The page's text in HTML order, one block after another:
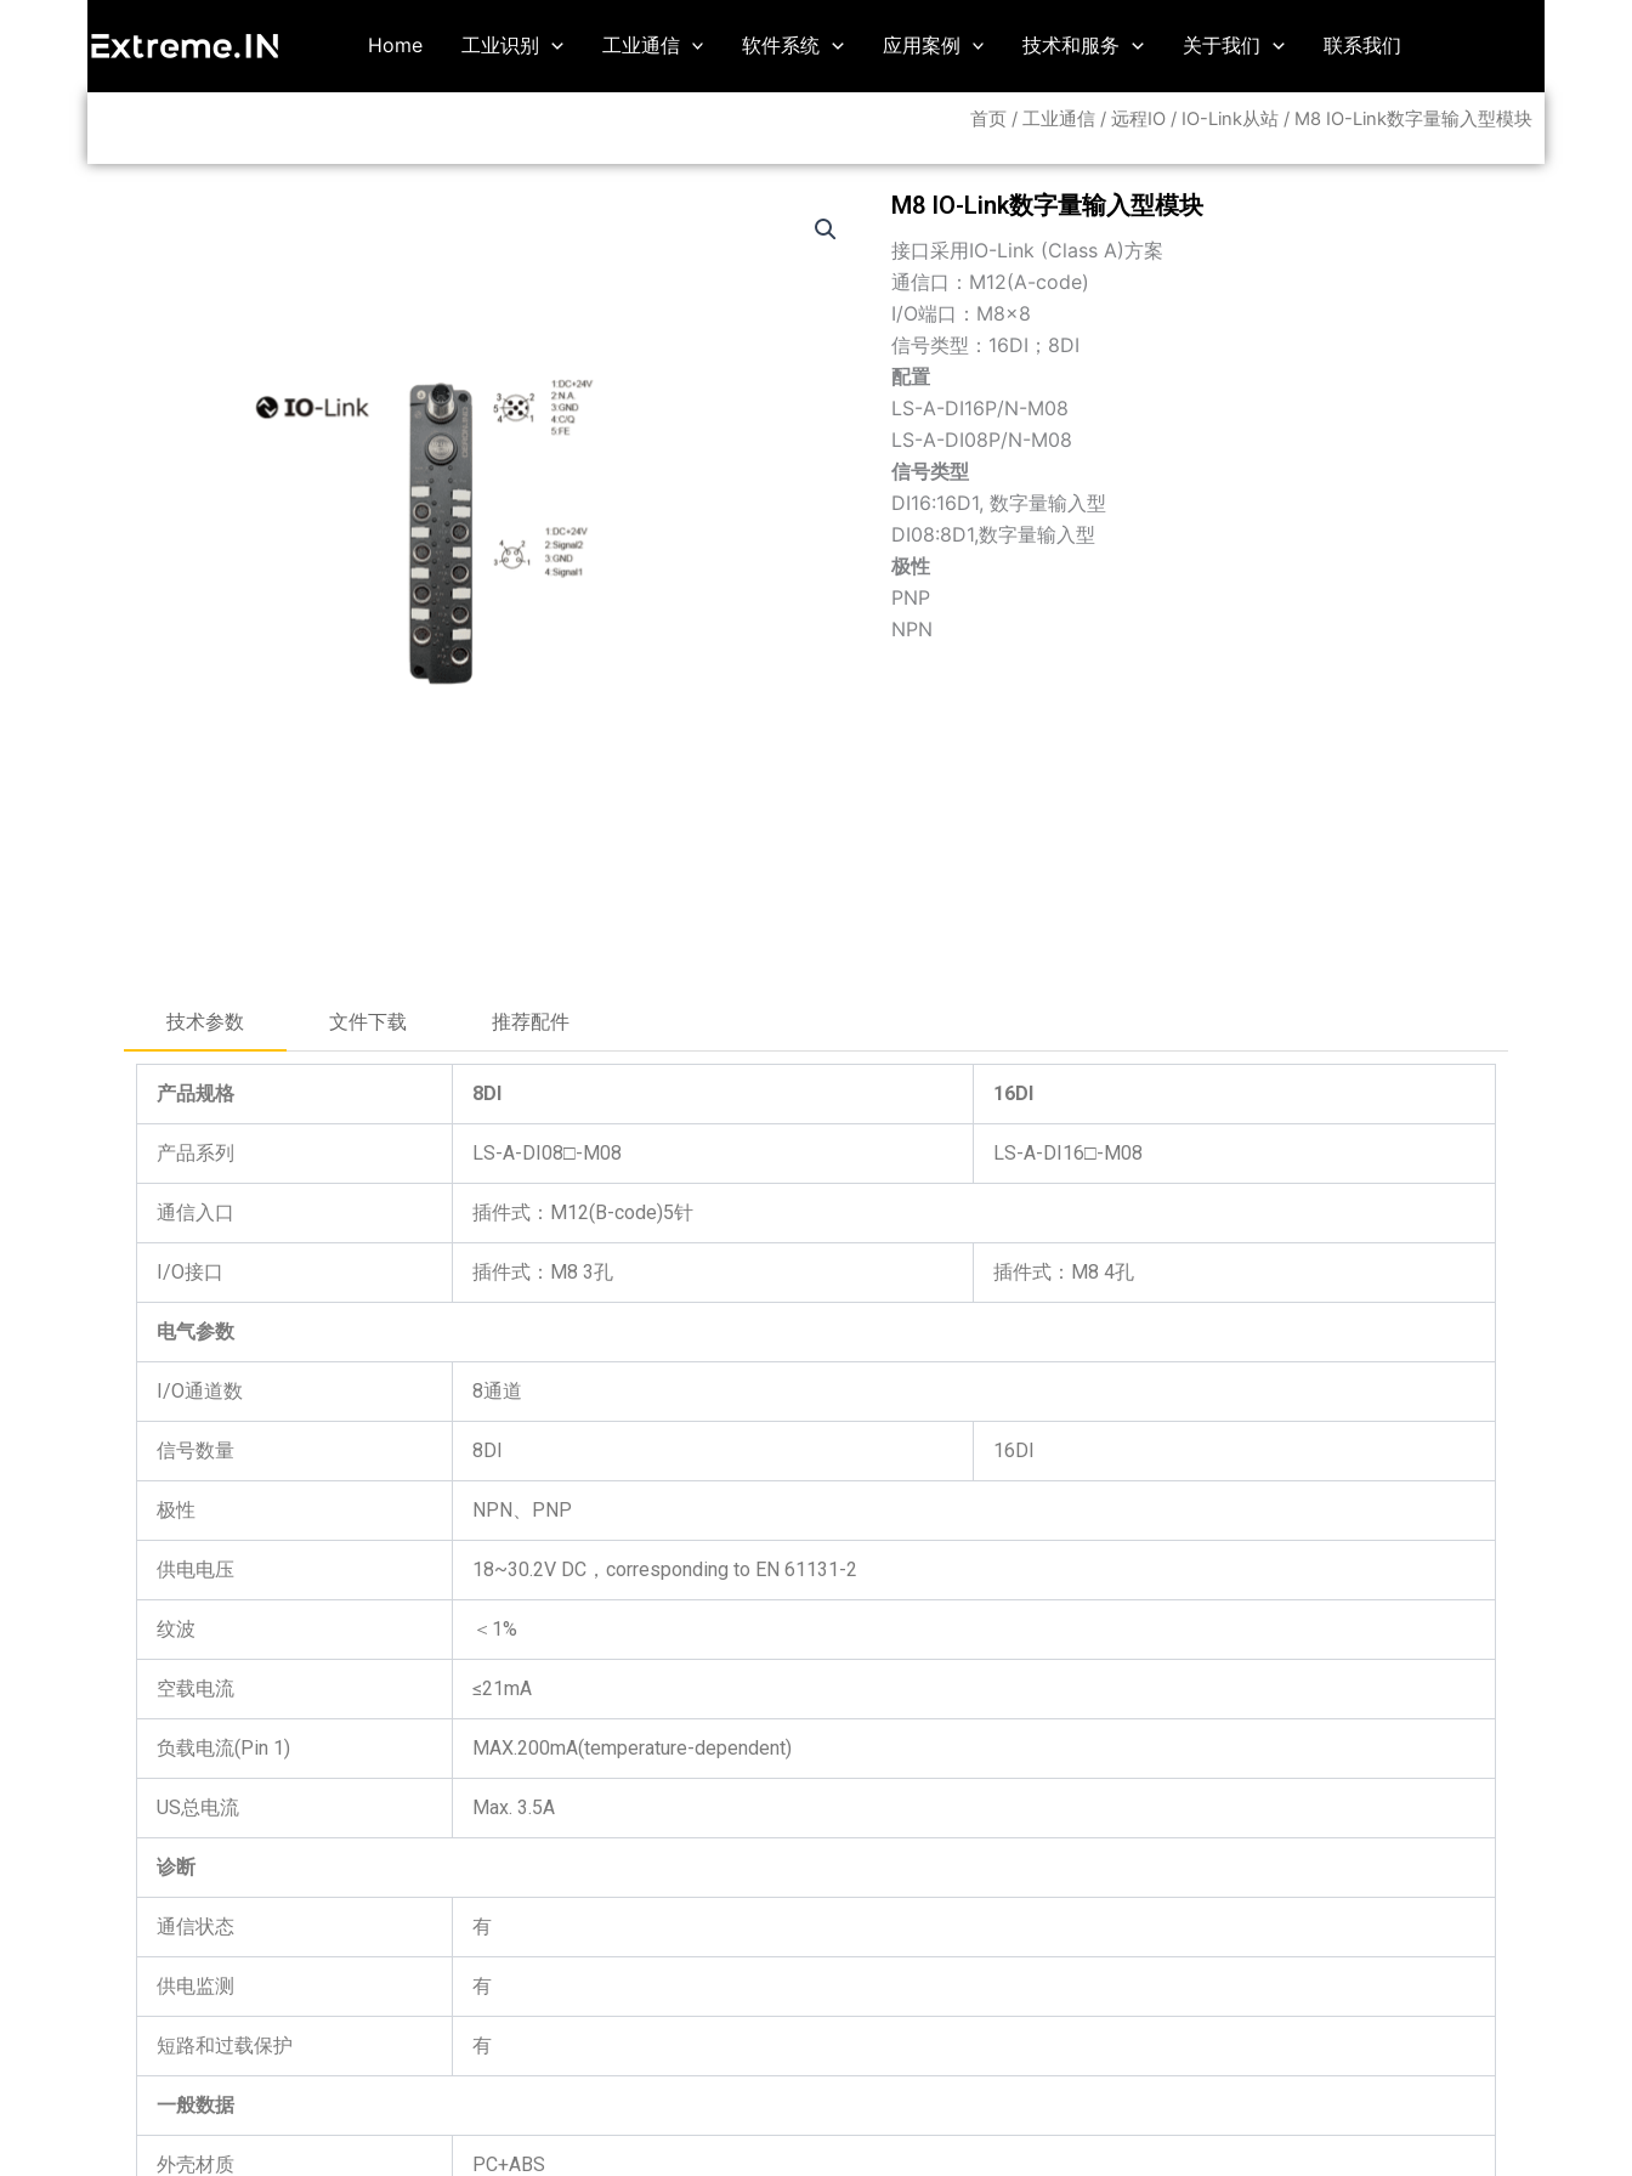
Home 工业识别 工业通信 软件系统 应用案例 技术和服务 关于我们 联系我们
首页 / 工业通信 / 远程IO / IO-Link从站 / M8 IO-Link数字量输入型模块
M8 IO-Link数字量输入型模块
接口采用IO-Link (Class A)方案
通信口：M12(A-code)
I/O端口：M8×8
信号类型：16DI；8DI
配置
LS-A-DI16P/N-M08
LS-A-DI08P/N-M08
信号类型
DI16:16D1, 数字量输入型
DI08:8D1,数字量输入型
极性
PNP
NPN
技术参数 文件下载 推荐配件
产品规格 8DI 16DI
产品系列 LS-A-DI08□-M08 LS-A-DI16□-M08
通信入口 插件式：M12(B-code)5针
I/O接口 插件式：M8 3孔 插件式：M8 4孔
电气参数
I/O通道数 8通道
信号数量 8DI 16DI
极性 NPN、PNP
供电电压 18~30.2V DC，corresponding to EN 61131-2
纹波 ＜1%
空载电流 ≤21mA
负载电流(Pin 1) MAX.200mA(temperature-dependent)
US总电流 Max. 3.5A
诊断
通信状态 有
供电监测 有
短路和过载保护 有
一般数据
外壳材质 PC+ABS